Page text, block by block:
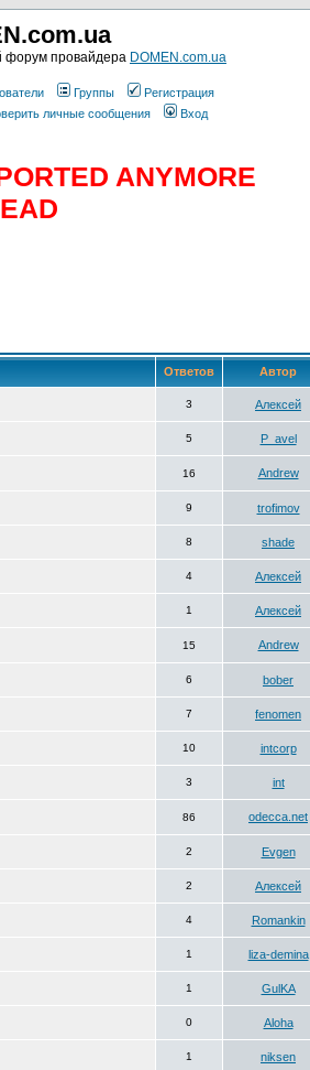
форум провайдера DOMEN.com.ua
Группы
Регистрация
личные сообщения Вход
ANYMORE
Ответов Автор
3 Алексей
5 P_avel
16 Andrew
9 trofimov
8 shade
4 Алексей
1 Алексей
15 Andrew
6 bober
7 fenomen
10 intcorp
3 int
86 odecca.net
2 Evgen
2 Алексей
4 Romankin
1 liza-demina
1 GulKA
0 Aloha
1 niksen